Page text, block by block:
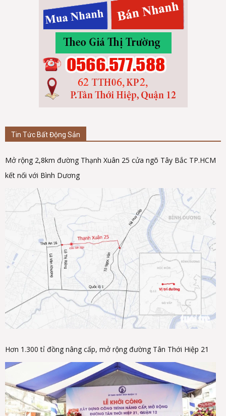
Tin Tức Bất Động Sản
Mở rộng 2,8km đường Thạnh Xuân 25 cửa ngõ Tây Bắc TP.HCM
kết nối với Bình Dương
Hơn 1.300 tỉ đồng nâng cấp, mở rộng đường Tân Thới Hiệp 21